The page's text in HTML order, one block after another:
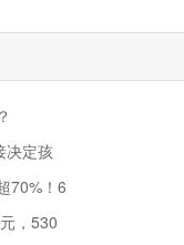
决定孩
70%！6
，530